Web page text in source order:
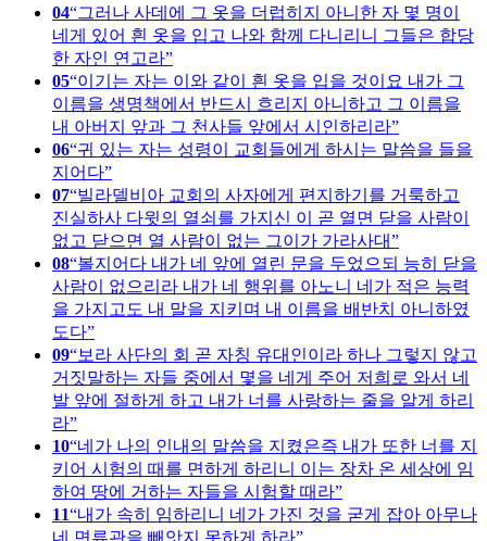
04 그러나 사데에 그 옷을 더럽히지 아니한 자 몇 명이
네게 있어 흰 옷을 입고 나와 함께 다니리니 그들은 합당
한 자인 연고라
05 이기는 자는 이와 같이 흰 옷을 입을 것이요 내가 그
이름을 생명책에서 반드시 흐리지 아니하고 그 이름을
내 아버지 앞과 그 천사들 앞에서 시인하리라
06 귀 있는 자는 성령이 교회들에게 하시는 말씀을 들을
지어다
07 빌라델비아 교회의 사자에게 편지하기를 거룩하고
진실하사 다윗의 열쇠를 가지신 이 곧 열면 닫을 사람이
없고 닫으면 열 사람이 없는 그이가 가라사대
08 볼지어다 내가 네 앞에 열린 문을 두었으되 능히 닫을
사람이 없으리라 내가 네 행위를 아노니 네가 적은 능력
을 가지고도 내 말을 지키며 내 이름을 배반치 아니하였
도다
09 보라 사단의 회 곧 자칭 유대인이라 하나 그렇지 않고
거짓말하는 자들 중에서 몇을 네게 주어 저희로 와서 네
발 앞에 절하게 하고 내가 너를 사랑하는 줄을 알게 하리
라
10 네가 나의 인내의 말씀을 지켰은즉 내가 또한 너를 지
키어 시험의 때를 면하게 하리니 이는 장차 온 세상에 임
하여 땅에 거하는 자들을 시험할 때라
11 내가 속히 임하리니 네가 가진 것을 굳게 잡아 아무나
네 면류관을 빼앗지 못하게 하라